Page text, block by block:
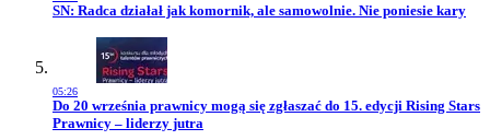
Przejdź do artykułu:
SN: Radca działał jak komornik, ale samowolnie. Nie poniesie kary
05:26
Przejdź do artykułu:
Do 20 września prawnicy mogą się zgłaszać do 15. edycji Rising Stars
Prawnicy – liderzy jutra